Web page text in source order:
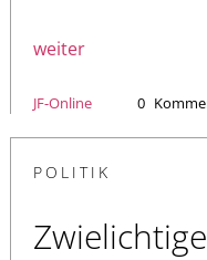
weiter
JF-Online 0
POLITIK